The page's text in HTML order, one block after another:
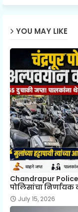
YOU MAY LIKE
Chandrapur
पोलिसांचा
July 15, 2026